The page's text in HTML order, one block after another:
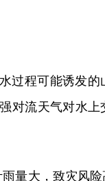
过程可能诱发
对流天气对水
量大，致灾风